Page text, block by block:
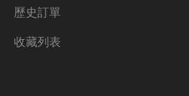
歷史訂單
收藏列表